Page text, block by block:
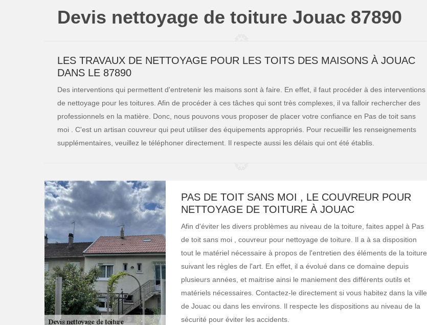
Devis nettoyage de toiture Jouac 87890
LES TRAVAUX DE NETTOYAGE POUR LES TOITS DES MAISONS À JOUAC
DANS LE 87890
Des interventions qui permettent d'entretenir les maisons sont à faire. En effet, il faut procéder à des interventions
de nettoyage pour les toitures. Afin de procéder à ces tâches qui sont très complexes, il va falloir rechercher des
professionnels en la matière. Donc, nous pouvons vous proposer de placer votre confiance en Pas de toit sans
moi . C'est un artisan couvreur qui peut utiliser des équipements appropriés. Pour recueillir les renseignements
supplémentaires, veuillez le téléphoner directement. Il respecte aussi les délais qui ont été établis.
PAS DE TOIT SANS MOI , LE COUVREUR POUR
NETTOYAGE DE TOITURE À JOUAC
Afin d'éviter les divers problèmes au niveau de la toiture, faites appel à Pas
de toit sans moi , couvreur pour nettoyage de toiture. Il a à sa disposition
tout le matériel nécessaire à propos de l'entretien des éléments de la toiture
suivant les règles de l'art. En effet, il a évolué dans ce domaine depuis
plusieurs années, et maitrise ainsi le maniement des différents outils et
matériels nécessaires. Contactez-le directement si vous habitez dans la ville
de Jouac ou dans les environs. Il respecte les dispositions au niveau de la
sécurité pour éviter les accidents.